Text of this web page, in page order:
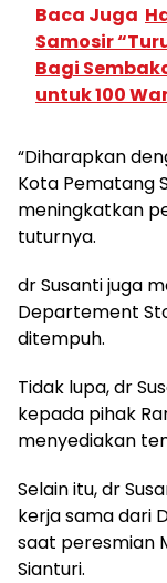
Baca Juga
Samosir
Bagi
untuk 100
“Diharapkan
Kota Pematang
meningkatkan
tuturnya.
dr Susanti juga
Departement
ditempuh.
Tidak lupa, dr
kepada pihak
menyediakan
Selain itu, dr
kerja sama dari
saat peresmian
Sianturi.